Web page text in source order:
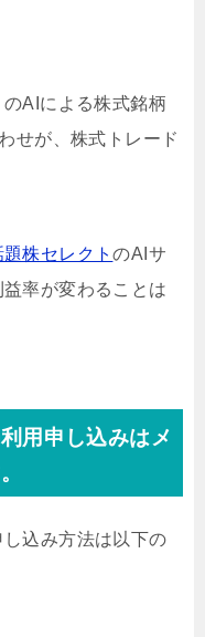
AIによる株式銘柄
せが、株式トレード
題株セレクトのAIサ
率が変わることは
用申し込みはメ
込み方法は以下の